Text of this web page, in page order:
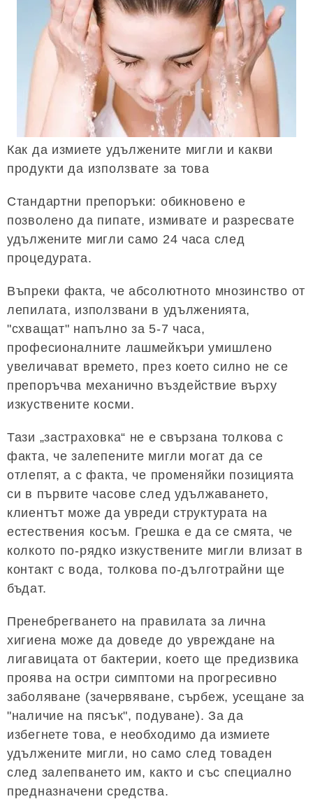
Как да измиете удължените мигли и какви
продукти да използвате за това
Стандартни препоръки: обикновено е
позволено да пипате, измивате и разресвате
удължените мигли само 24 часа след
процедурата.
Въпреки факта, че абсолютното мнозинство от
лепилата, използвани в удълженията,
"схващат" напълно за 5-7 часа,
професионалните лашмейкъри умишлено
увеличават времето, през което силно не се
препоръчва механично въздействие върху
изкуствените косми.
Тази „застраховка“ не е свързана толкова с
факта, че залепените мигли могат да се
отлепят, а с факта, че променяйки позицията
си в първите часове след удължаването,
клиентът може да увреди структурата на
естествения косъм. Грешка е да се смята, че
колкото по-рядко изкуствените мигли влизат в
контакт с вода, толкова по-дълготрайни ще
бъдат.
Пренебрегването на правилата за лична
хигиена може да доведе до увреждане на
лигавицата от бактерии, което ще предизвика
проява на остри симптоми на прогресивно
заболяване (зачервяване, сърбеж, усещане за
"наличие на пясък", подуване). За да
избегнете това, е необходимо да измиете
удължените мигли, но само след товаден
след залепването им, както и със специално
предназначени средства.